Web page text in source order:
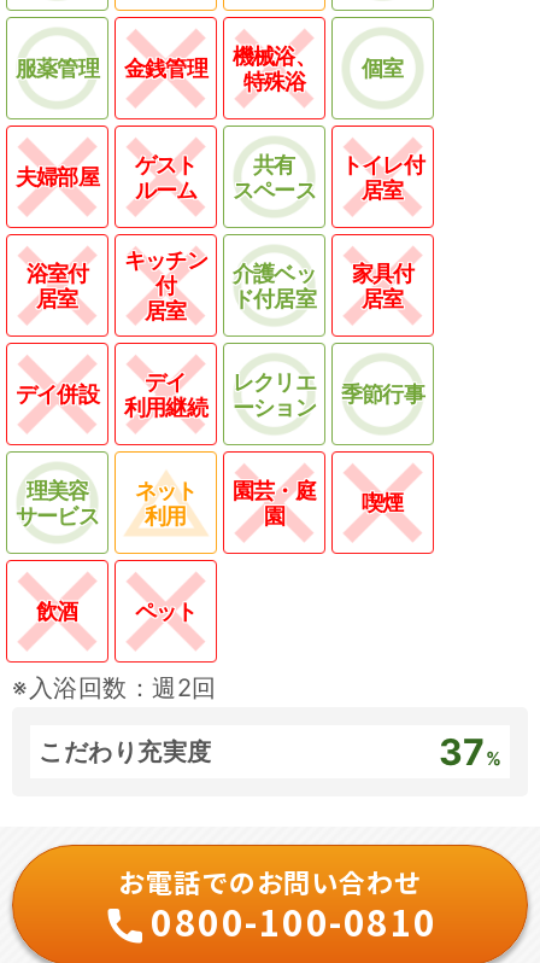
服薬管理 金銭管理
機械浴、
特殊浴
個室
夫婦部屋
ゲスト
ルーム
共有
スペース
トイレ付
居室
浴室付
居室
キッチン
付
居室
介護ベッ
ド付居室
家具付
居室
デイ併設
デイ
利用継続
レクリエ
ーション
季節行事
理美容
サービス
ネット
利用
園芸・庭
園
喫煙
飲酒 ペット
※入浴回数：週2回
こだわり充実度 37%
お電話でのお問い合わせ
0800-100-0810